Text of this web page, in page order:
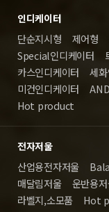
인디케이터
단순지시형 제어형
Special인디케이터
카스인디케이터
세
미건인디케이터
Hot product
전자저울
산업용전자저울
매달림저울
운반용
라벨지,소모품
Hot